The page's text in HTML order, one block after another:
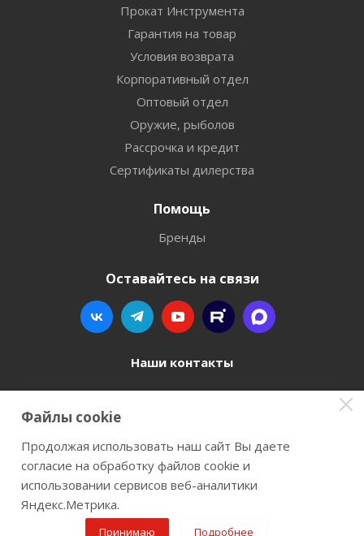
Прокат Инструмента
Гарантия на товар
Условия возврата
Корпоративный отдел
Оптовый отдел
Оружие, рыболов
Рассрочка и кредит
Сертификаты дилерства
Помощь
Бренды
Оставайтесь на связи
Наши контакты
8 800 77-00-962
г. Пермь, ул. Павла Преображенского, д.6А,
помещение 3
Файлы cookie
Продолжая использовать наш сайт Вы даете
согласие на обработку файлов cookie и
использовании сервисов веб-аналитики
Яндекс.Метрика.
Принимаю Подробнее